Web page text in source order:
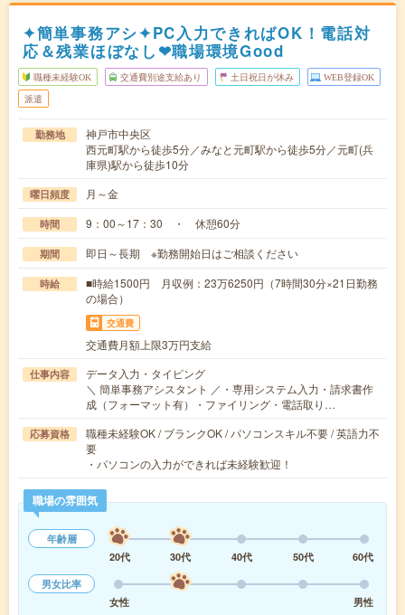
✦簡単事務アシ✦PC入力できればOK！電話対
応＆残業ほぼなし❤職場環境Good
職種未経験OK 交通費別途支給あり 土日祝日が休み WEB登録OK
派遣
勤務地
神戸市中央区
西元町駅から徒歩5分／みなと元町駅から徒歩5分／元町(兵
庫県)駅から徒歩10分
曜日頻度 月～金
時間 9：00～17：30 ・ 休憩60分
期間 即日～長期 ※勤務開始日はご相談ください
時給
■時給1500円 月収例：23万6250円（7時間30分×21日勤務
の場合）
交通費
交通費月額上限3万円支給
仕事内容
データ入力・タイピング
＼ 簡単事務アシスタント ／・専用システム入力・請求書作
成（フォーマット有）・ファイリング・電話取り…
応募資格
職種未経験OK / ブランクOK / パソコンスキル不要 / 英語力不
要
・パソコンの入力ができれば未経験歓迎！
職場の雰囲気
年齢層
20代
30代 40代 50代
60代
男女比率
女性
男性